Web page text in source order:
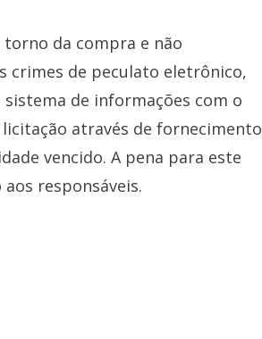
da compra e não
crimes de peculato eletrônico,
de informações com o
através de fornecimento
vencido. A pena para este
responsáveis.